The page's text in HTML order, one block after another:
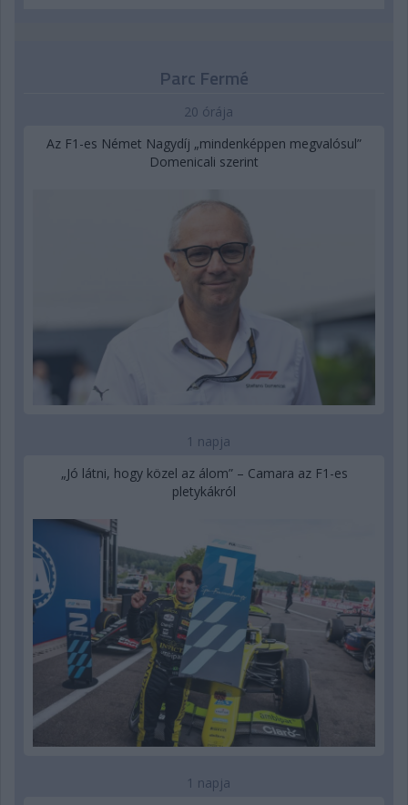
Parc Fermé
20 órája
Az F1-es Német Nagydíj „mindenképpen megvalósul”
Domenicali szerint
1 napja
„Jó látni, hogy közel az álom” – Camara az F1-es
pletykákról
1 napja